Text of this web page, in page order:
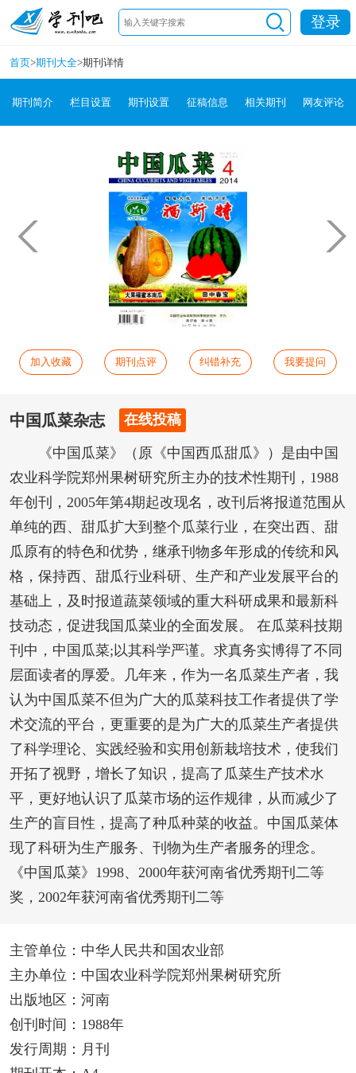
登录
首页>期刊大全>期刊详情
期刊简介 栏目设置 期刊设置 征稿信息 相关期刊 网友评论
加入收藏 期刊点评 纠错补充 我要提问
中国瓜菜杂志 在线投稿
《中国瓜菜》（原《中国西瓜甜瓜》）是由中国
农业科学院郑州果树研究所主办的技术性期刊，1988
年创刊，2005年第4期起改现名，改刊后将报道范围从
单纯的西、甜瓜扩大到整个瓜菜行业，在突出西、甜
瓜原有的特色和优势，继承刊物多年形成的传统和风
格，保持西、甜瓜行业科研、生产和产业发展平台的
基础上，及时报道蔬菜领域的重大科研成果和最新科
技动态，促进我国瓜菜业的全面发展。 在瓜菜科技期
刊中，中国瓜菜;以其科学严谨。求真务实博得了不同
层面读者的厚爱。几年来，作为一名瓜菜生产者，我
认为中国瓜菜不但为广大的瓜菜科技工作者提供了学
术交流的平台，更重要的是为广大的瓜菜生产者提供
了科学理论、实践经验和实用创新栽培技术，使我们
开拓了视野，增长了知识，提高了瓜菜生产技术水
平，更好地认识了瓜菜市场的运作规律，从而减少了
生产的盲目性，提高了种瓜种菜的收益。中国瓜菜体
现了科研为生产服务、刊物为生产者服务的理念。
《中国瓜菜》1998、2000年获河南省优秀期刊二等
奖，2002年获河南省优秀期刊二等
主管单位：中华人民共和国农业部
主办单位：中国农业科学院郑州果树研究所
出版地区：河南
创刊时间：1988年
发行周期：月刊